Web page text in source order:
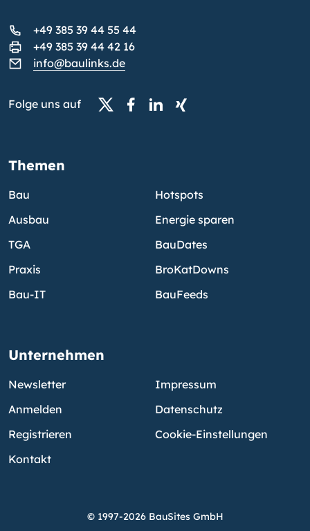
+49 385 39 44 55 44
+49 385 39 44 42 16
info@baulinks.de
Folge uns auf
Themen
Bau
Ausbau
TGA
Praxis
Bau-IT
Hotspots
Energie sparen
BauDates
BroKatDowns
BauFeeds
Unternehmen
Newsletter
Anmelden
Registrieren
Kontakt
Impressum
Datenschutz
Cookie-Einstellungen
© 1997-2026 BauSites GmbH